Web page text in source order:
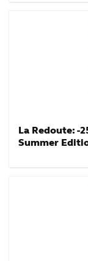
La Redoute: -
Summer